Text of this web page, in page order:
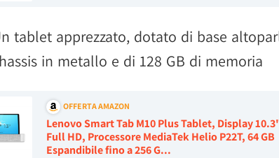
tablet apprezzato, dotato di base
in metallo e di 128 GB di memoria
OFFERTA AMAZON
Lenovo Smart Tab M10 Plus Tablet, Display
Full HD, Processore MediaTek Helio P22T, 64 GB
Espandibile fino a 256 G...